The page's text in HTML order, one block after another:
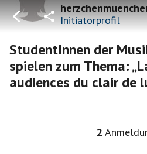
Initiatorprofil
StudentInnen der
spielen zum Thema:
audiences du clair de
2